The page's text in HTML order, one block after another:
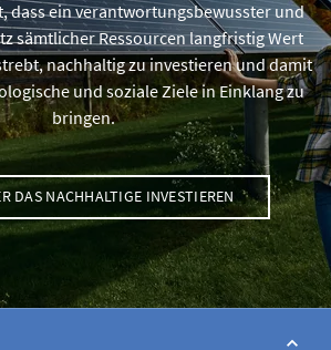
dass ein verantwortungsbewusster und
sämtlicher Ressourcen langfristig Wert
nachhaltig zu investieren und damit
und soziale Ziele in Einklang zu
bringen.
DAS NACHHALTIGE INVESTIEREN